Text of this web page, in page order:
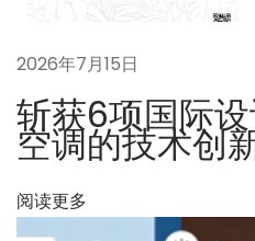
的
热
力
学
革
命
2026年7月15日
斩获6项国际
空调的技术创
阅读更多